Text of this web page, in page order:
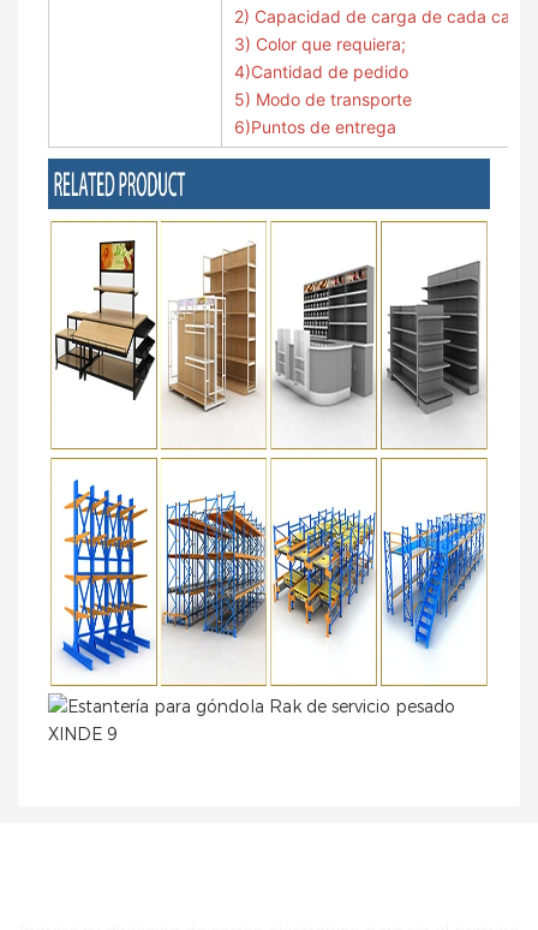
2) Capacidad de carga de cada capa;
3) Color que requiera;
4)Cantidad de pedido
5) Modo de transporte
6)Puntos de entrega